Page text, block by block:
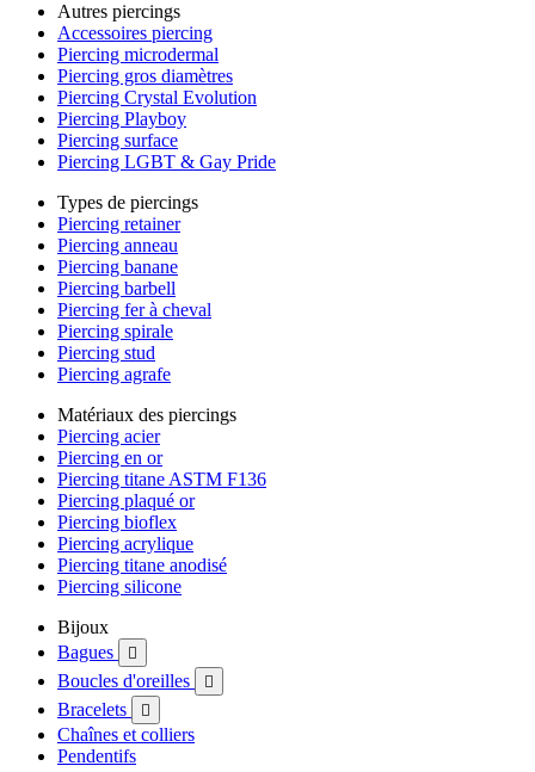
Autres piercings
Accessoires piercing
Piercing microdermal
Piercing gros diamètres
Piercing Crystal Evolution
Piercing Playboy
Piercing surface
Piercing LGBT & Gay Pride
Types de piercings
Piercing retainer
Piercing anneau
Piercing banane
Piercing barbell
Piercing fer à cheval
Piercing spirale
Piercing stud
Piercing agrafe
Matériaux des piercings
Piercing acier
Piercing en or
Piercing titane ASTM F136
Piercing plaqué or
Piercing bioflex
Piercing acrylique
Piercing titane anodisé
Piercing silicone
Bijoux
Bagues

Boucles d'oreilles 
Bracelets 
Chaînes et colliers
Pendentifs